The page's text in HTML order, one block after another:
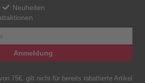
Neuheiten
Anmeldung
75€, gilt nicht für bereits rabattierte Artikel